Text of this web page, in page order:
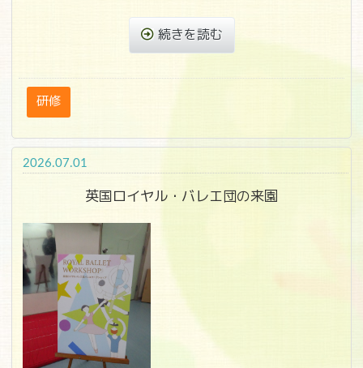
続きを読む
研修
2026.07.01
英国ロイヤル・バレエ団の来園